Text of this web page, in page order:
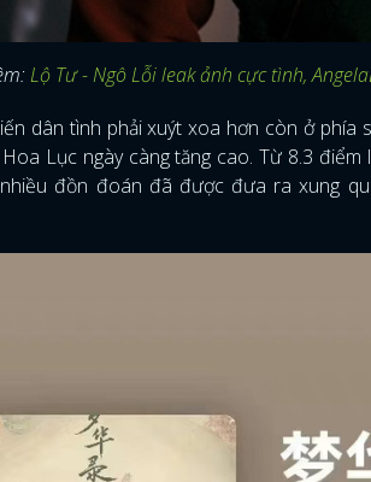
Lộ Tư - Ngô Lỗi leak ảnh cực tình,
dân tình phải xuýt xoa hơn còn ở phía
Lục ngày càng tăng cao. Từ 8.3
đồn đoán đã được đưa ra xung